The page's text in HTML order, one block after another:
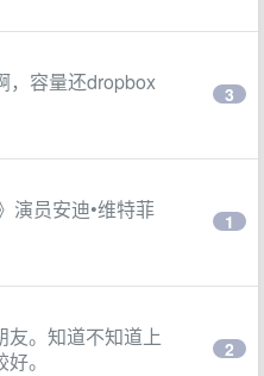
，容量还dropbox
3
演员安迪•维特菲
1
友。知道不知道上
。
2